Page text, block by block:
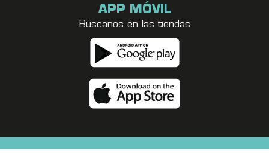
APP MÓVIL
Buscanos en las tiendas